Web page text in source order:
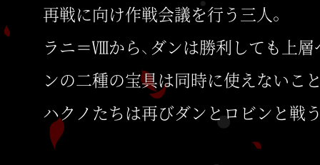
再戦に向け作戦会議を行う三人。
ラニ＝Ⅷから、ダンは勝利しても上層
ンの二種の宝具は同時に使えないこ
ハクノたちは再びダンとロビンと戦